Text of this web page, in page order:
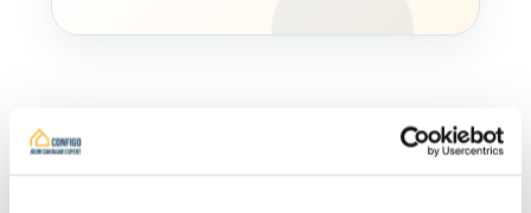
Klanten vragen ons ook